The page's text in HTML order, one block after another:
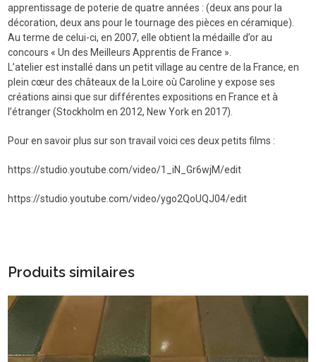
apprentissage de poterie de quatre années : (deux ans pour la
décoration, deux ans pour le tournage des pièces en céramique).
Au terme de celui-ci, en 2007, elle obtient la médaille d’or au
concours « Un des Meilleurs Apprentis de France ».
L’atelier est installé dans un petit village au centre de la France, en
plein cœur des châteaux de la Loire où Caroline y expose ses
créations ainsi que sur différentes expositions en France et à
l’étranger (Stockholm en 2012, New York en 2017).
Pour en savoir plus sur son travail voici ces deux petits films :
https://studio.youtube.com/video/1_iN_Gr6wjM/edit
https://studio.youtube.com/video/ygo2QoUQJ04/edit
Produits similaires